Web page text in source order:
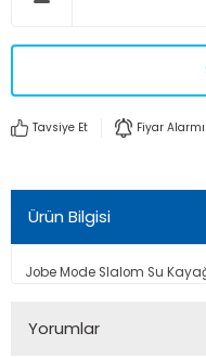
Tavsiye Et Fiyar Alarmı
Ürün Bilgisi
Jobe Mode Slalom Su
Yorumlar